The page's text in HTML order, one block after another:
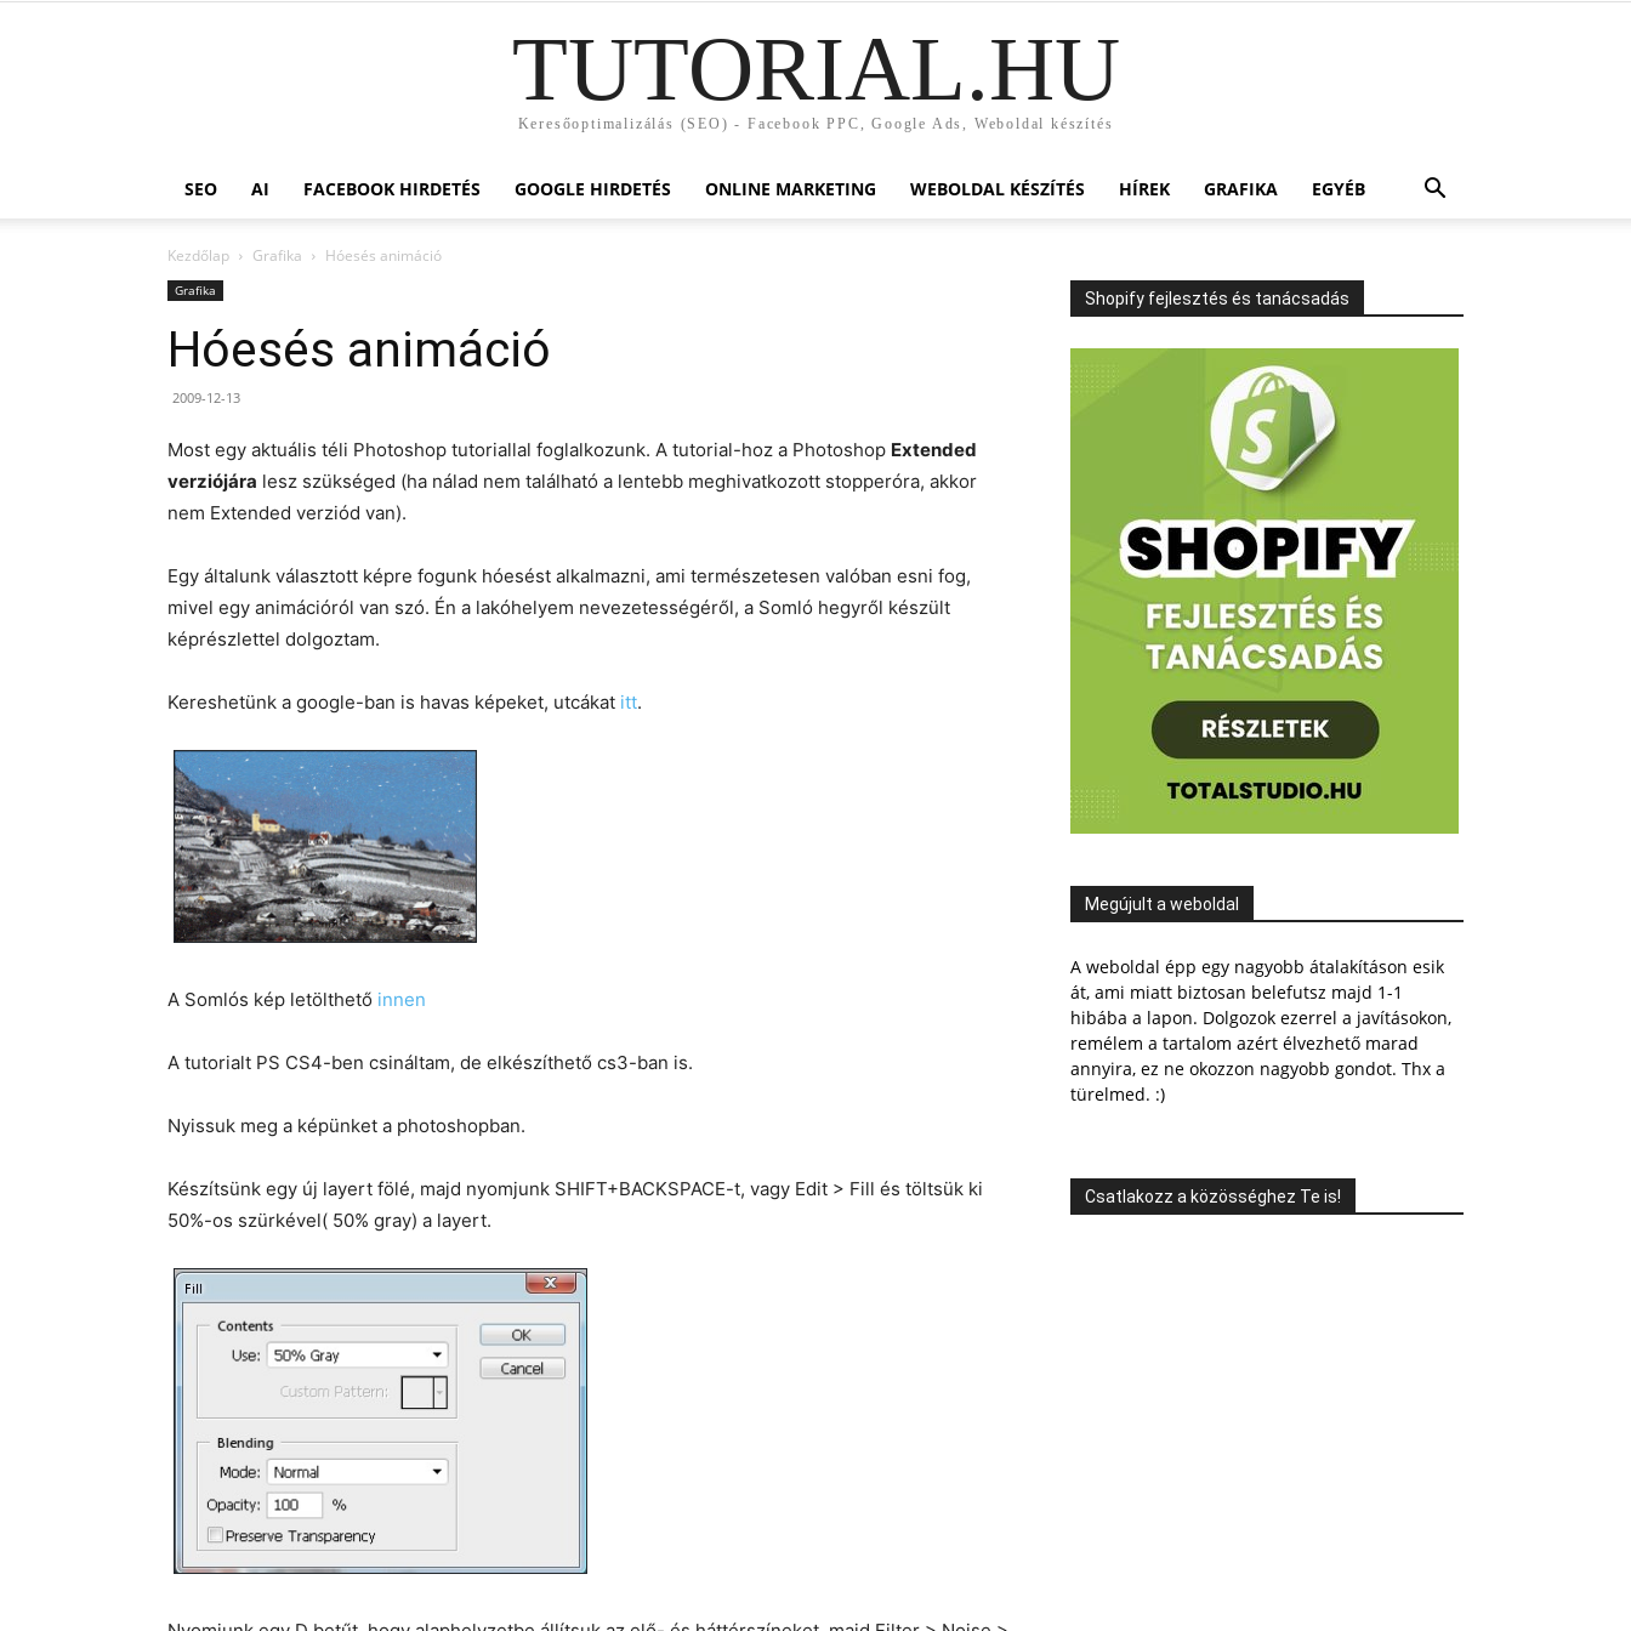
TUTORIAL.HU
Keresőoptimalizálás (SEO) - Facebook PPC, Google Ads, Weboldal készítés
SEO AI FACEBOOK HIRDETÉS GOOGLE HIRDETÉS ONLINE MARKETING WEBOLDAL KÉSZÍTÉS HÍREK GRAFIKA EGYÉB
Kezdőlap Grafika Hóesés animáció
Grafika
Hóesés animáció
2009-12-13
Most egy aktuális téli Photoshop tutoriallal foglalkozunk. A tutorial-hoz a Photoshop Extended
verziójára lesz szükséged (ha nálad nem található a lentebb meghivatkozott stopperóra, akkor
nem Extended verziód van).
Egy általunk választott képre fogunk hóesést alkalmazni, ami természetesen valóban esni fog,
mivel egy animációról van szó. Én a lakóhelyem nevezetességéről, a Somló hegyről készült
képrészlettel dolgoztam.
Kereshetünk a google-ban is havas képeket, utcákat itt.
A Somlós kép letölthető innen
A tutorialt PS CS4-ben csináltam, de elkészíthető cs3-ban is.
Nyissuk meg a képünket a photoshopban.
Készítsünk egy új layert fölé, majd nyomjunk SHIFT+BACKSPACE-t, vagy Edit > Fill és töltsük ki
50%-os szürkével( 50% gray) a layert.
Shopify fejlesztés és tanácsadás
Megújult a weboldal
A weboldal épp egy nagyobb átalakításon esik
át, ami miatt biztosan belefutsz majd 1-1
hibába a lapon. Dolgozok ezerrel a javításokon,
remélem a tartalom azért élvezhető marad
annyira, ez ne okozzon nagyobb gondot. Thx a
türelmed. :)
Csatlakozz a közösséghez Te is!